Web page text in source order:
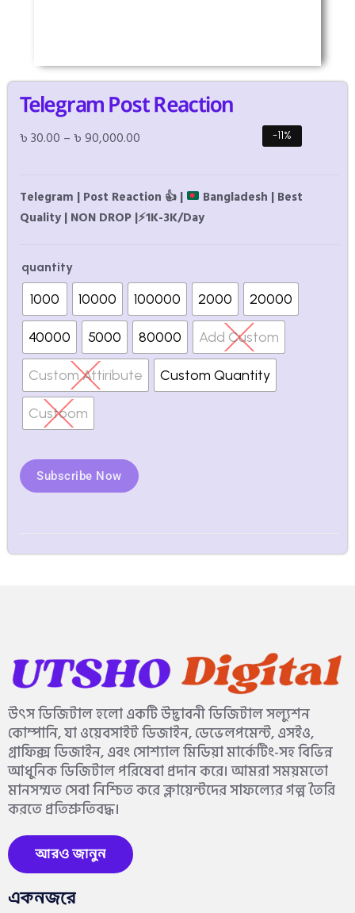
Telegram Post Reaction
৳30.00 –৳90,000.00 -11%
Telegram | Post Reaction 👍 |
Bangladesh | Best
Quality | NON DROP |⚡1K-3K/Day
quantity
1000 10000 100000 2000 20000
40000 5000 80000 Add Custom
Custom Attiribute Custom Quantity
Custoom
Subscribe Now
উৎস ডিজিটাল হলো একটি উদ্ভাবনী ডিজিটাল সল্যুশন
কোম্পানি, যা ওয়েবসাইট ডিজাইন, ডেভেলপমেন্ট, এসইও,
গ্রাফিক্স ডিজাইন, এবং সোশ্যাল মিডিয়া মার্কেটিং-সহ বিভিন্ন
আধুনিক ডিজিটাল পরিষেবা প্রদান করে। আমরা সময়মতো
মানসম্মত সেবা নিশ্চিত করে ক্লায়েন্টদের সাফল্যের গল্প তৈরি
করতে প্রতিশ্রুতিবদ্ধ।
আরও জানুন
একনজরে